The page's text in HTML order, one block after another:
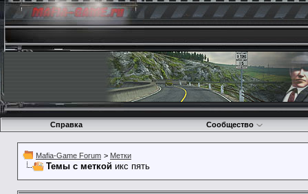
Справка Сообщество
Mafia-Game Forum > Метки
Темы с меткой икс пять